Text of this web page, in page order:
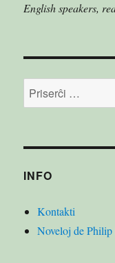
English speakers,
Serĉu:
INFO
Kontakti
Noveloj de